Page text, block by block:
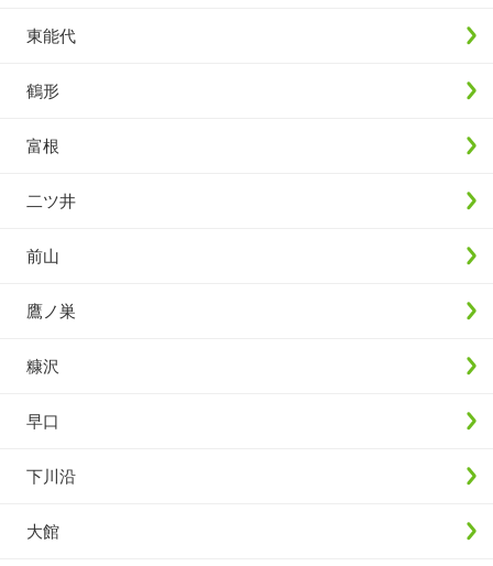
東能代
鶴形
富根
二ツ井
前山
鷹ノ巣
糠沢
早口
下川沿
大館